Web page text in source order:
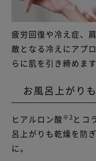
疲労回復や冷え症、
敵となる冷えにアプ
らに肌を引き締めます
お風呂上がりも
ヒアルロン酸 ※2 とコ
呂上がりも乾燥を防
に。